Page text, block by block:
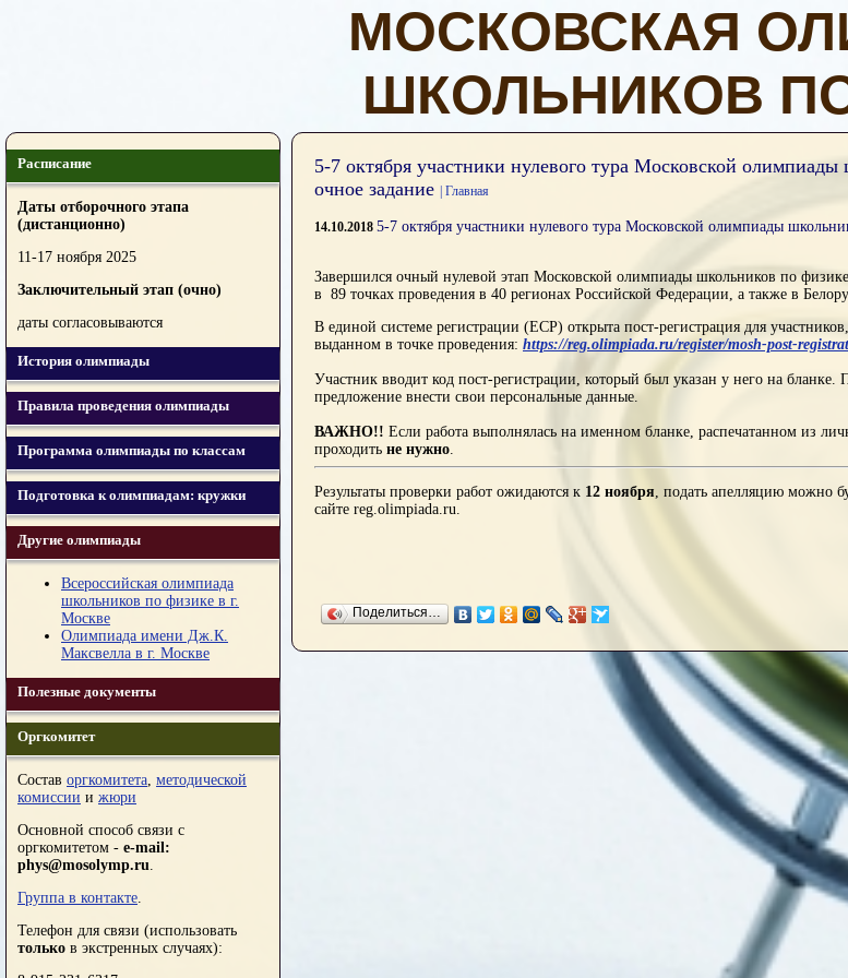
МОСКОВСКАЯ
ШКОЛЬНИКОВ
Расписание
Даты отборочного этапа
(дистанционно)
11-17 ноября 2025
Заключительный этап (очно)
даты согласовываются
История олимпиады
Правила проведения олимпиады
Программа олимпиады по классам
Подготовка к олимпиадам: кружки
Другие олимпиады
Всероссийская олимпиада
школьников по физике в г.
Москве
Олимпиада имени Дж.К.
Максвелла в г. Москве
Полезные документы
Оргкомитет
Состав оргкомитета, методической
комиссии и жюри
Основной способ связи с
оргкомитетом - e-mail:
phys@mosolymp.ru.
Группа в контакте.
Телефон для связи (использовать
только в экстренных случаях):
5-7 октября участники нулевого тура Московской
очное задание
| Главная
14.10.2018 5-7 октября участники нулевого тура Московской олимпиады
Завершился очный нулевой этап Московской олимпиады школьников по
в 89 точках проведения в 40 регионах Российской Федерации, а также в
В единой системе регистрации (ЕСР) открыта пост-регистрация для
выданном в точке проведения: https://reg.olimpiada.ru/register/mosh-post-
Участник вводит код пост-регистрации, который был указан у него на бланке.
предложение внести свои персональные данные.
ВАЖНО!! Если работа выполнялась на именном бланке, распечатанном из
проходить не нужно.
Результаты проверки работ ожидаются к 12 ноября, подать апелляцию можно
сайте reg.olimpiada.ru.
Поделиться…